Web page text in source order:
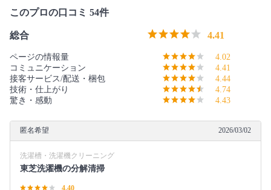
このプロの口コミ 54件
総合 4.41
ページの情報量
4.02
コミュニケーション
4.41
接客サービス/配送・梱包
4.44
技術・仕上がり
4.74
驚き・感動
4.43
匿名希望 2026/03/02
洗濯槽・洗濯機クリーニング
東芝洗濯機の分解清掃
4.40